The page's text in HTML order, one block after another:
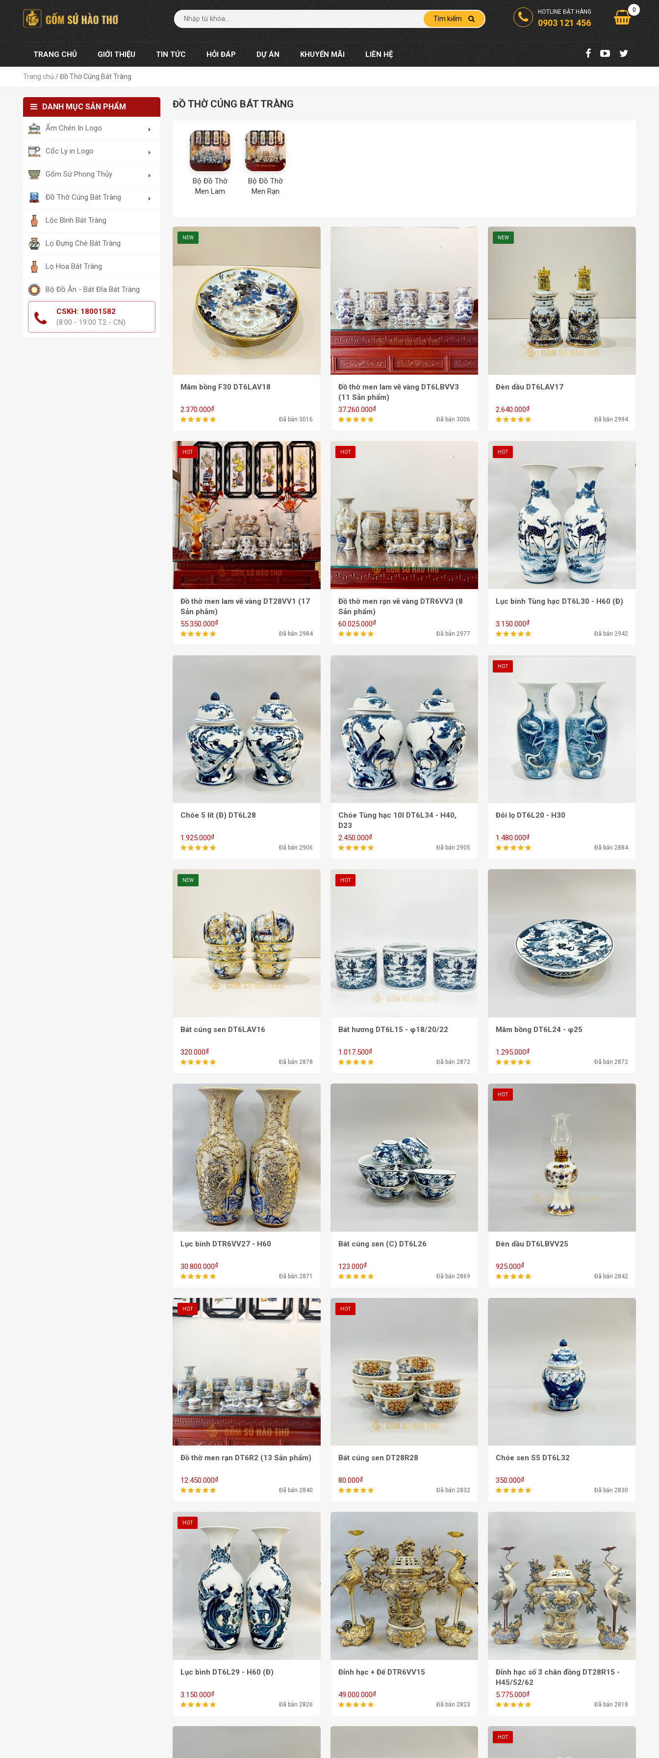
Tìm kiếm
HOTLINE ĐẶT HÀNG
0903 121 456
0
TRANG CHỦ GIỚI THIỆU TIN TỨC HỎI ĐÁP DỰ ÁN KHUYẾN MÃI LIÊN HỆ
Trang chủ /Đồ Thờ Cúng Bát Tràng
DANH MỤC SẢN PHẨM
Ấm Chén In Logo
Cốc Ly in Logo
Gốm Sứ Phong Thủy
Đồ Thờ Cúng Bát Tràng
Lộc Bình Bát Tràng
Lọ Đựng Chè Bát Tràng
Lọ Hoa Bát Tràng
Bộ Đồ Ăn - Bát Đĩa Bát Tràng
CSKH: 18001582
(8:00 - 19:00 T2 - CN)
ĐỒ THỜ CÚNG BÁT TRÀNG
Bộ Đồ Thờ
Men Lam
Bộ Đồ Thờ
Men Rạn
NEW
Mâm bồng F30 DT6LAV18
2.370.000₫
Đã bán 3016
Đồ thờ men lam vẽ vàng DT6LBVV3
(11 Sản phẩm)
37.260.000₫
Đã bán 3006
NEW
Đèn dầu DT6LAV17
2.640.000₫
Đã bán 2994
HOT
Đồ thờ men lam vẽ vàng DT28VV1 (17
Sản phẫm)
55.350.000₫
Đã bán 2984
HOT
Đồ thờ men rạn vẽ vàng DTR6VV3 (8
Sản phẩm)
60.025.000₫
Đã bán 2977
HOT
Lục bình Tùng hạc DT6L30 - H60 (Đ)
3.150.000₫
Đã bán 2942
Chóe 5 lít (Đ) DT6L28
1.925.000₫
Đã bán 2906
Chóe Tùng hạc 10l DT6L34 - H40,
D23
2.450.000₫
Đã bán 2905
HOT
Đôi lọ DT6L20 - H30
1.480.000₫
Đã bán 2884
NEW
Bát cúng sen DT6LAV16
320.000₫
Đã bán 2878
HOT
Bát hương DT6L15 - φ18/20/22
1.017.500₫
Đã bán 2872
Mâm bồng DT6L24 - φ25
1.295.000₫
Đã bán 2872
Lục bình DTR6VV27 - H60
30.800.000₫
Đã bán 2871
Bát cúng sen (C) DT6L26
123.000₫
Đã bán 2869
HOT
Đèn dầu DT6LBVV25
925.000₫
Đã bán 2842
HOT
Đồ thờ men rạn DT6R2 (13 Sản phẩm)
12.450.000₫
Đã bán 2840
HOT
Bát cúng sen DT28R28
80.000₫
Đã bán 2832
Chóe sen S5 DT6L32
350.000₫
Đã bán 2830
HOT
Lục bình DT6L29 - H60 (Đ)
3.150.000₫
Đã bán 2826
Đỉnh hạc + Đế DTR6VV15
49.000.000₫
Đã bán 2823
Đỉnh hạc số 3 chân đồng DT28R15 -
H45/52/62
5.775.000₫
Đã bán 2818
HOT